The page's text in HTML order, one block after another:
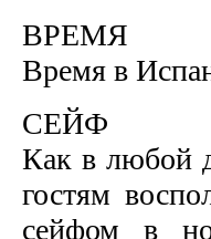
ВРЕМЯ
Время в
СЕЙФ
Как в любой
гостям
сейфом в